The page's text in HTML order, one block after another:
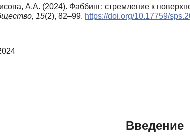
А.А. (2024). Фаббинг: стремление к
15(2), 82–99. https://doi.org/10.17759/
Введение